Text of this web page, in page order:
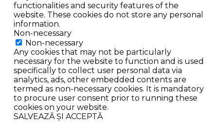
functionalities and security features of the
website. These cookies do not store any personal
information.
Non-necessary
Non-necessary
Any cookies that may not be particularly
necessary for the website to function and is used
specifically to collect user personal data via
analytics, ads, other embedded contents are
termed as non-necessary cookies. It is mandatory
to procure user consent prior to running these
cookies on your website.
SALVEAZĂ ȘI ACCEPTĂ